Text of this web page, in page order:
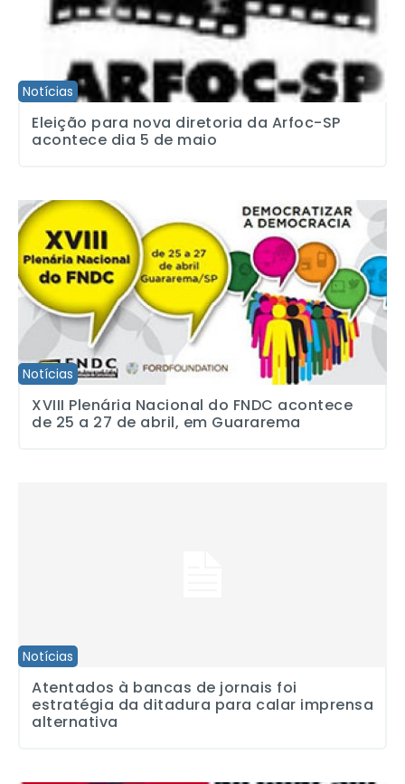
Notícias
Eleição para nova diretoria da Arfoc-SP
acontece dia 5 de maio
Notícias
XVIII Plenária Nacional do FNDC acontece de 25 a 27 de abril,
XVIII Plenária Nacional do FNDC acontece
de 25 a 27 de abril, em Guararema
Notícias
Atentados à bancas de jornais foi
estratégia da ditadura para calar imprensa
alternativa